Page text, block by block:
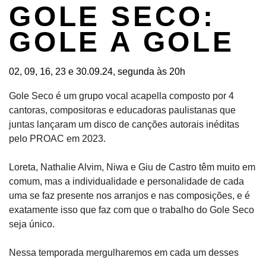
GOLE SECO:
GOLE A GOLE
02, 09, 16, 23 e 30.09.24, segunda às 20h
Gole Seco é um grupo vocal acapella composto por 4
cantoras, compositoras e educadoras paulistanas que
juntas lançaram um disco de canções autorais inéditas
pelo PROAC em 2023.
Loreta, Nathalie Alvim, Niwa e Giu de Castro têm muito em
comum, mas a individualidade e personalidade de cada
uma se faz presente nos arranjos e nas composições, e é
exatamente isso que faz com que o trabalho do Gole Seco
seja único.
Nessa temporada mergulharemos em cada um desses